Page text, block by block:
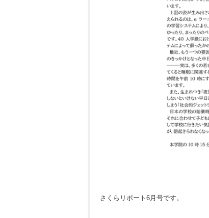
さくらリポート6月号です。